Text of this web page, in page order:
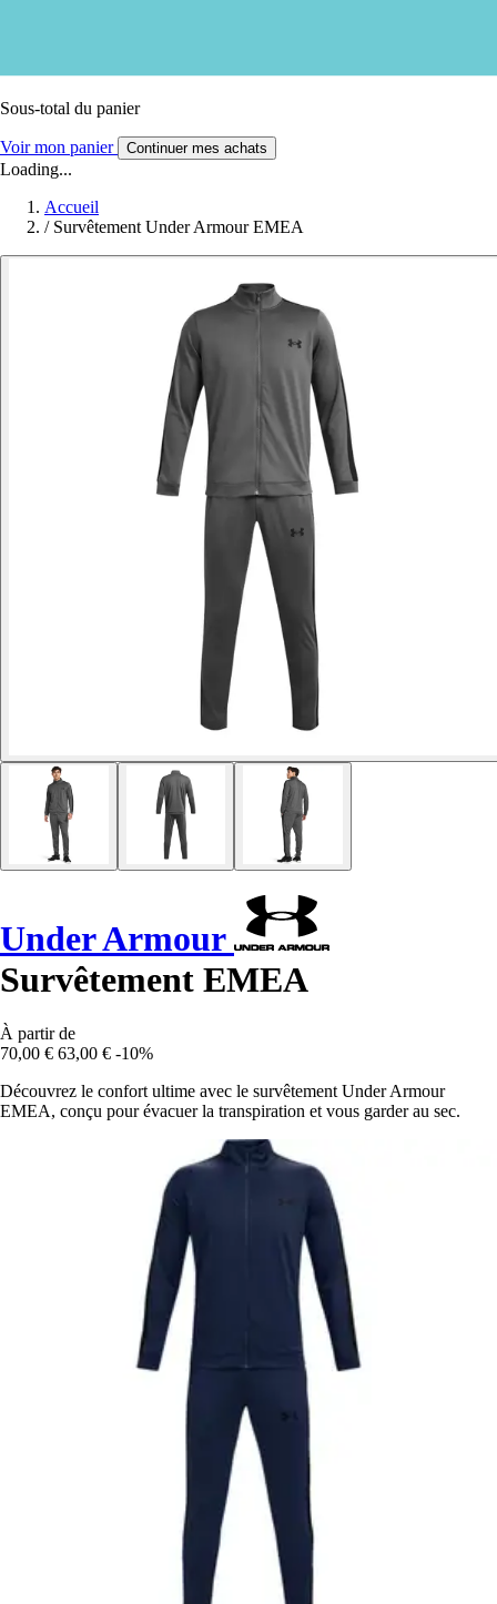
Sous-total du panier
Voir mon panier Continuer mes achats
Loading...
Accueil
/ Survêtement Under Armour EMEA
Under Armour
Survêtement EMEA
À partir de
70,00 € 63,00 € -10%
Découvrez le confort ultime avec le survêtement Under Armour
EMEA, conçu pour évacuer la transpiration et vous garder au sec.